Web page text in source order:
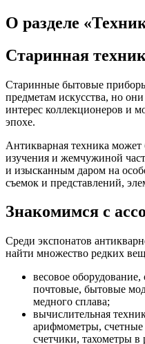
О разделе
Старинная
Старинные бытовые
предметам искусства, но
интерес коллекционеров и
эпохе.
Антикварная техника может
изучения и жемчужиной
и изысканным даром на
съемок и представлений,
Знакомимся с
Среди экспонатов
найти множество редких
весовое
почтовые, бытовые
медного сплава;
вычислительная
арифмометры,
счетчики, тахометры